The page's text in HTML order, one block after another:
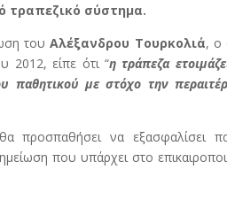
τραπεζικό σύστημα.
τουΑλέξανδρου Τουρκολιά, ο
2012, είπε ότι “η τράπεζα
παθητικού με στόχο την
προσπαθήσει να εξασφαλίσει
που υπάρχει στο